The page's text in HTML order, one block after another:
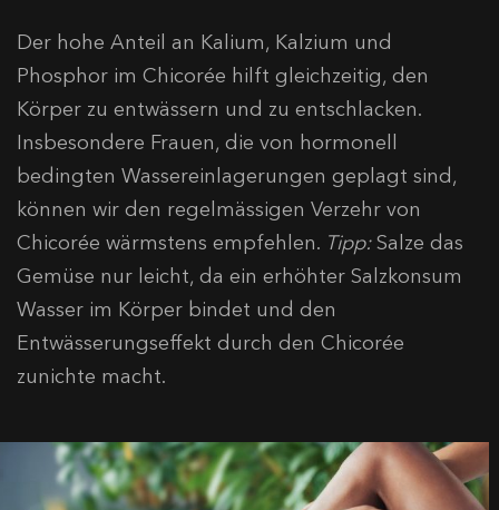
Der hohe Anteil an Kalium, Kalzium und
Phosphor im Chicorée hilft gleichzeitig, den
Körper zu entwässern und zu entschlacken.
Insbesondere Frauen, die von hormonell
bedingten Wassereinlagerungen geplagt sind,
können wir den regelmässigen Verzehr von
Chicorée wärmstens empfehlen. Tipp:Salze das
Gemüse nur leicht, da ein erhöhter Salzkonsum
Wasser im Körper bindet und den
Entwässerungseffekt durch den Chicorée
zunichte macht.